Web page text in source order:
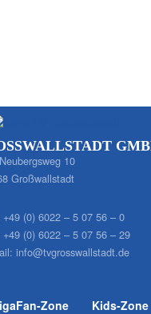
GMBH
10
Großwallstadt
+49 (0) 6022 – 5 07 56 – 0
+49 (0) 6022 – 5 07 56 – 29
info@tvgrosswallstadt.de
Fan-Zone Kids-Zone